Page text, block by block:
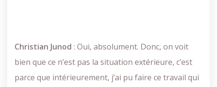
Christian Junod : Oui, absolument. Donc, on voit
bien que ce n’est pas la situation extérieure, c’est
parce que intérieurement, j’ai pu faire ce travail qui